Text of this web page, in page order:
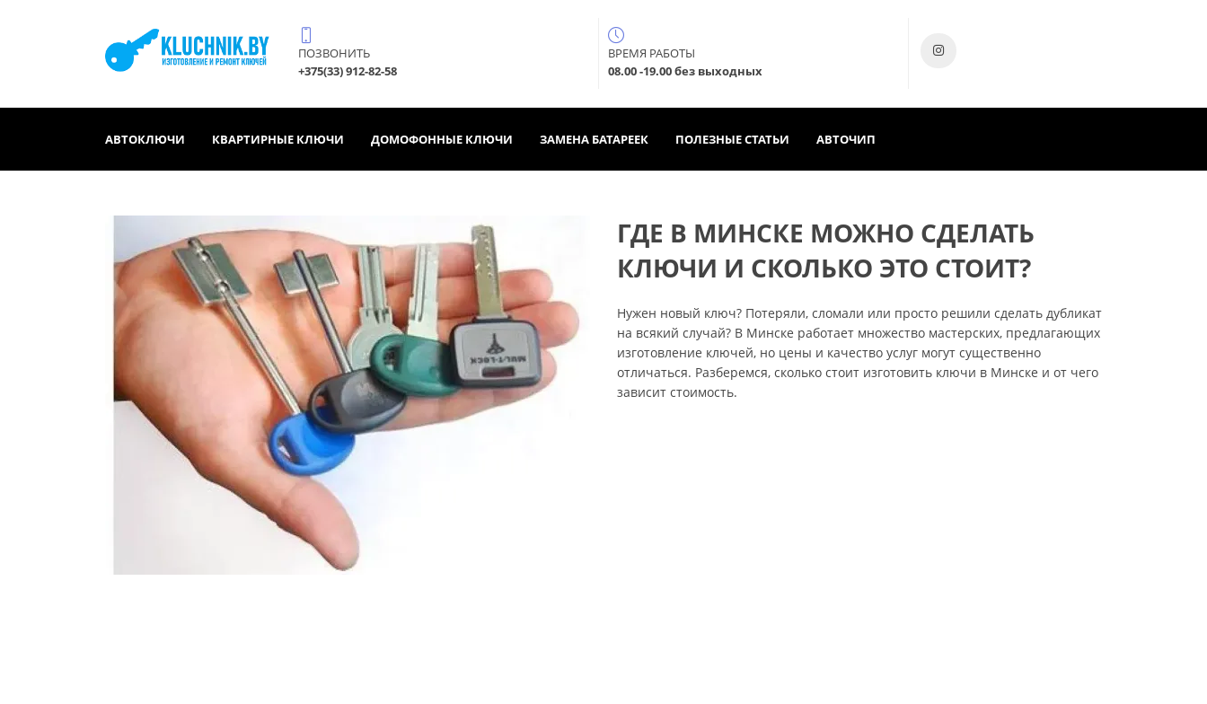
ПОЗВОНИТЬ
+375(33) 912-82-58
ВРЕМЯ РАБОТЫ
08.00 -19.00 без выходных
АВТОКЛЮЧИ КВАРТИРНЫЕ КЛЮЧИ ДОМОФОННЫЕ КЛЮЧИ ЗАМЕНА БАТАРЕЕК ПОЛЕЗНЫЕ СТАТЬИ АВТОЧИП
ГДЕ В МИНСКЕ МОЖНО СДЕЛАТЬ
КЛЮЧИ И СКОЛЬКО ЭТО СТОИТ?
Нужен новый ключ? Потеряли, сломали или просто решили сделать дубликат
на всякий случай? В Минске работает множество мастерских, предлагающих
изготовление ключей, но цены и качество услуг могут существенно
отличаться. Разберемся, сколько стоит изготовить ключи в Минске и от чего
зависит стоимость.